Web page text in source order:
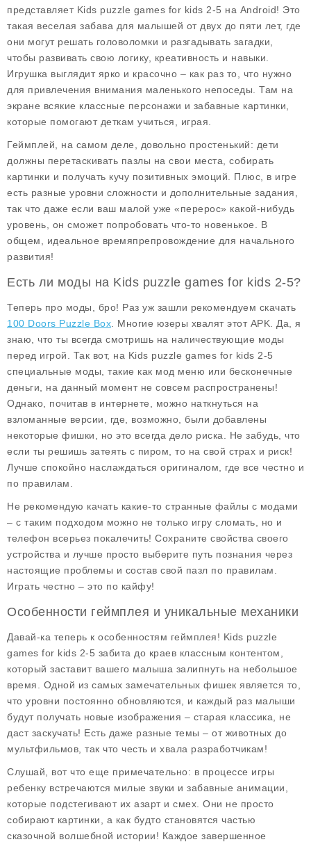
представляет Kids puzzle games for kids 2-5 на Android! Это
такая веселая забава для малышей от двух до пяти лет, где
они могут решать головоломки и разгадывать загадки,
чтобы развивать свою логику, креативность и навыки.
Игрушка выглядит ярко и красочно – как раз то, что нужно
для привлечения внимания маленького непоседы. Там на
экране всякие классные персонажи и забавные картинки,
которые помогают деткам учиться, играя.
Геймплей, на самом деле, довольно простенький: дети
должны перетаскивать пазлы на свои места, собирать
картинки и получать кучу позитивных эмоций. Плюс, в игре
есть разные уровни сложности и дополнительные задания,
так что даже если ваш малой уже «перерос» какой-нибудь
уровень, он сможет попробовать что-то новенькое. В
общем, идеальное времяпрепровождение для начального
развития!
Есть ли моды на Kids puzzle games for kids 2-5?
Теперь про моды, бро! Раз уж зашли рекомендуем скачать
100 Doors Puzzle Box . Многие юзеры хвалят этот APK. Да, я
знаю, что ты всегда смотришь на наличествующие моды
перед игрой. Так вот, на Kids puzzle games for kids 2-5
специальные моды, такие как мод меню или бесконечные
деньги, на данный момент не совсем распространены!
Однако, почитав в интернете, можно наткнуться на
взломанные версии, где, возможно, были добавлены
некоторые фишки, но это всегда дело риска. Не забудь, что
если ты решишь затеять с пиром, то на свой страх и риск!
Лучше спокойно наслаждаться оригиналом, где все честно и
по правилам.
Не рекомендую качать какие-то странные файлы с модами
– с таким подходом можно не только игру сломать, но и
телефон всерьез покалечить! Сохраните свойства своего
устройства и лучше просто выберите путь познания через
настоящие проблемы и состав свой пазл по правилам.
Играть честно – это по кайфу!
Особенности геймплея и уникальные механики
Давай-ка теперь к особенностям геймплея! Kids puzzle
games for kids 2-5 забита до краев классным контентом,
который заставит вашего малыша залипнуть на небольшое
время. Одной из самых замечательных фишек является то,
что уровни постоянно обновляются, и каждый раз малыши
будут получать новые изображения – старая классика, не
даст заскучать! Есть даже разные темы – от животных до
мультфильмов, так что честь и хвала разработчикам!
Слушай, вот что еще примечательно: в процессе игры
ребенку встречаются милые звуки и забавные анимации,
которые подстегивают их азарт и смех. Они не просто
собирают картинки, а как будто становятся частью
сказочной волшебной истории! Каждое завершенное